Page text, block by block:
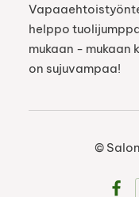
helppo
mukaan - mukaan
on sujuvampaa!
©